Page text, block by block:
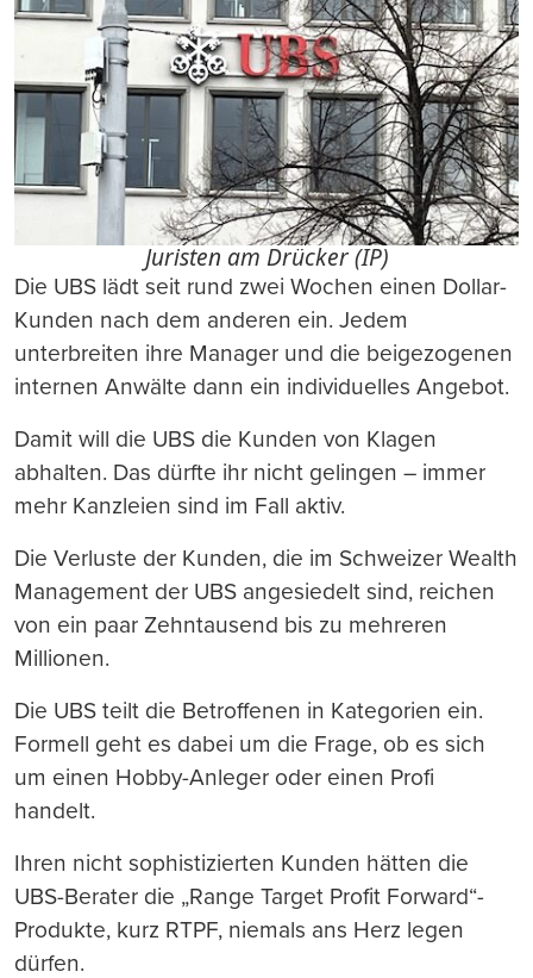
Juristen am Drücker (IP)
Die UBS lädt seit rund zwei Wochen einen Dollar-
Kunden nach dem anderen ein. Jedem
unterbreiten ihre Manager und die beigezogenen
internen Anwälte dann ein individuelles Angebot.
Damit will die UBS die Kunden von Klagen
abhalten. Das dürfte ihr nicht gelingen – immer
mehr Kanzleien sind im Fall aktiv.
Die Verluste der Kunden, die im Schweizer Wealth
Management der UBS angesiedelt sind, reichen
von ein paar Zehntausend bis zu mehreren
Millionen.
Die UBS teilt die Betroffenen in Kategorien ein.
Formell geht es dabei um die Frage, ob es sich
um einen Hobby-Anleger oder einen Profi
handelt.
Ihren nicht sophistizierten Kunden hätten die
UBS-Berater die „Range Target Profit Forward“-
Produkte, kurz RTPF, niemals ans Herz legen
dürfen.